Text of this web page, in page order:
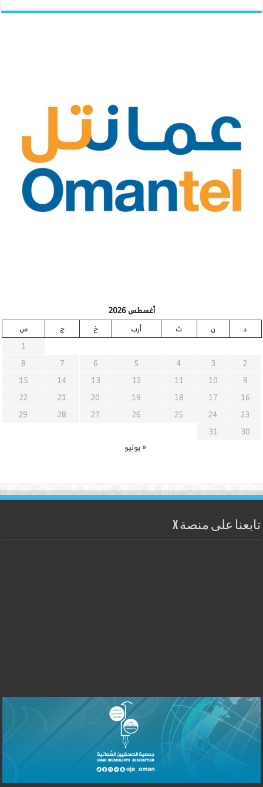
أغسطس 2026
د
ن ث أرب خ ج
س
1
2
3
4
5
6
7
8
9
10
11
12
13
14
15
16
17
18
19
20
21
22
23
24
25
26
27
28
29
30
31
« يوليو
تابعنا على منصة X